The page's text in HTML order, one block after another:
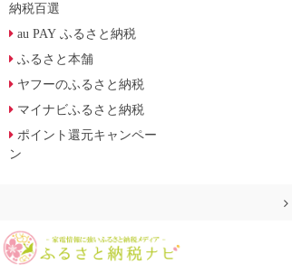
納税百選
au PAY ふるさと納税
ふるさと本舗
ヤフーのふるさと納税
マイナビふるさと納税
ポイント還元キャンペー
ン